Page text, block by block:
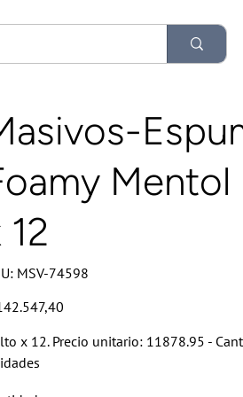
Mentol
12
SKU
MSV-
MSV-74598
x 12. Precio unitario: 11878.95 -